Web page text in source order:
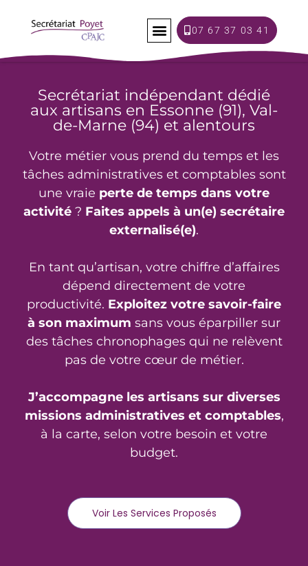
07 67 37 03 41
Secrétariat indépendant dédié
aux artisans en Essonne (91), Val-
de-Marne (94) et alentours
Votre métier vous prend du temps et les
tâches administratives et comptables sont
une vraie perte de temps dans votre
activité ? Faites appels à un(e) secrétaire
externalisé(e).
En tant qu’artisan, votre chiffre d’affaires
dépend directement de votre
productivité. Exploitez votre savoir-faire
à son maximum sans vous éparpiller sur
des tâches chronophages qui ne relèvent
pas de votre cœur de métier.
J’accompagne les artisans sur diverses
missions administratives et comptables,
à la carte, selon votre besoin et votre
budget.
Voir Les Services Proposés